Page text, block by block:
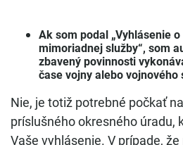
Ak som podal „Vyhlásenie
mimoriadnej služby“, som
zbavený povinnosti
čase vojny alebo vojnového
Nie, je totiž potrebné počkať
príslušného okresného úradu,
Vaše vyhlásenie. V prípade,